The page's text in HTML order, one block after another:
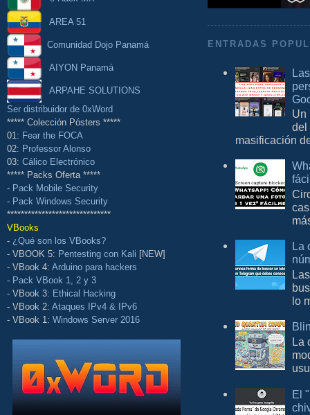
AREA 51
Comunidad Dojo Panamá
AIYON Panamá
ARPAHE SOLUTIONS
Ser distribuidor de 0xWord
***** Colección Pósters *****
01: Fear the FOCA
02: Professor Alonso
03: Cálico Electrónico
***** Packs Oferta *****
- Pack Mobile Security
- Pack Windows Security
******************************
VBooks
- ¿Qué son los VBooks?
- VBOOK 5: Pentesting con Kali [NEW]
- VBook 4: Arduino para hackers
- Pack VBook 1, 2 y 3
- VBook 3: Ethical Hacking
- VBook 2: Ataques IPv4 & IPv6
- VBook 1: Windows Server 2016
ENTRADAS
Un
del
masificación
La
lo
La
El